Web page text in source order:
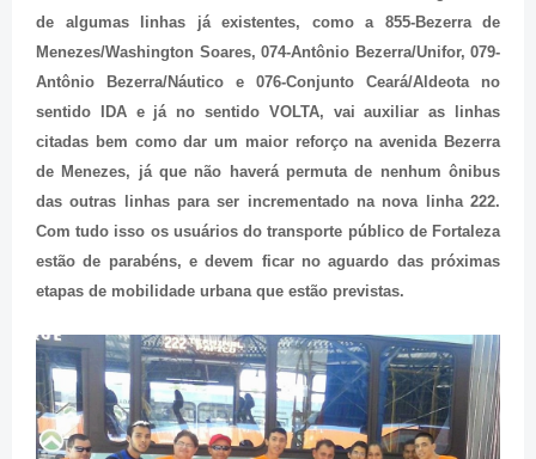
de algumas linhas já existentes, como a 855-Bezerra de
Menezes/Washington Soares, 074-Antônio Bezerra/Unifor, 079-
Antônio Bezerra/Náutico e 076-Conjunto Ceará/Aldeota no
sentido IDA e já no sentido VOLTA, vai auxiliar as linhas
citadas bem como dar um maior reforço na avenida Bezerra
de Menezes, já que não haverá permuta de nenhum ônibus
das outras linhas para ser incrementado na nova linha 222.
Com tudo isso os usuários do transporte público de Fortaleza
estão de parabéns, e devem ficar no aguardo das próximas
etapas de mobilidade urbana que estão previstas.